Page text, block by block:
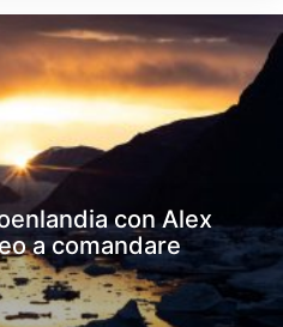
con Alex
a comandare